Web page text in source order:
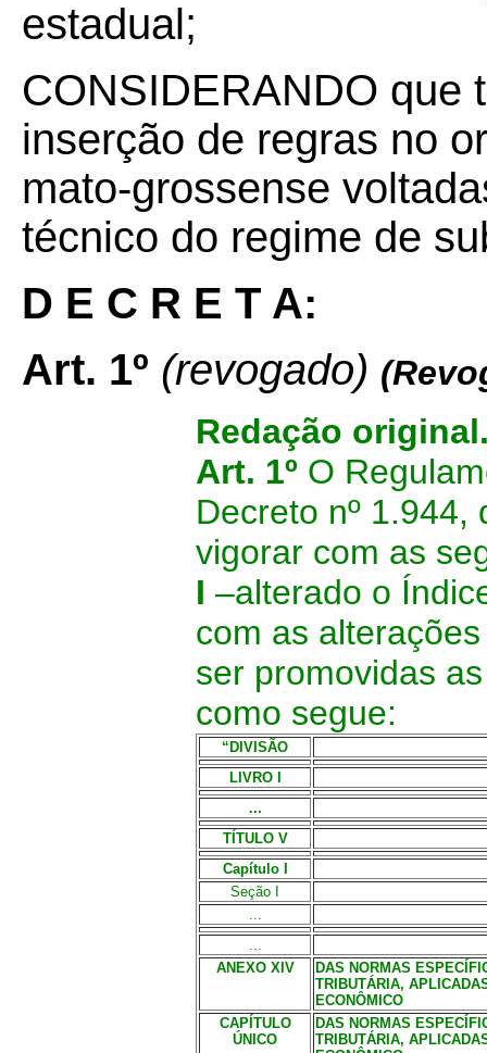
estadual;
CONSIDERANDO que
inserção de regras no
mato-grossense
técnico do regime de
D E C R E T A:
Art. 1º (revogado)
Redação
Art. 1º O
Decreto nº
vigorar com as
I –alterado o
com as
ser promovidas
como segue:
“DIVISÃO
LIVRO I
...
TÍTULO V
Capítulo I
Seção I
...
...
ANEXO XIV
DAS NORMAS
TRIBUTÁRIA,
ECONÔMICO
CAPÍTULO
ÚNICO
DAS NORMAS
TRIBUTÁRIA,